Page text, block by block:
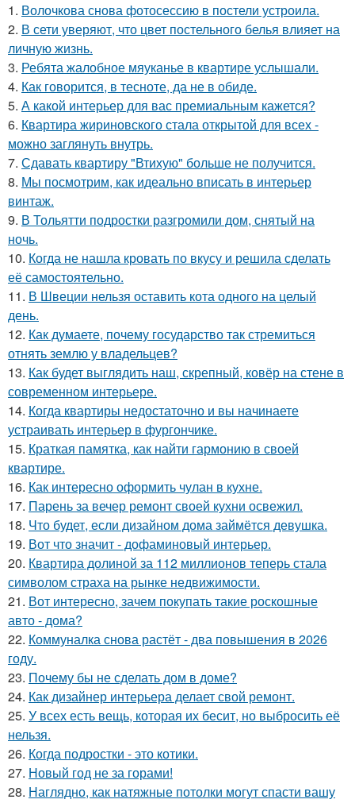
1. Волочкова снова фотосессию в постели устроила.
2. В сети уверяют, что цвет постельного белья влияет на
личную жизнь.
3. Ребята жалобное мяуканье в квартире услышали.
4. Как говорится, в тесноте, да не в обиде.
5. А какой интерьер для вас премиальным кажется?
6. Квартира жириновского стала открытой для всех -
можно заглянуть внутрь.
7. Сдавать квартиру "Втихую" больше не получится.
8. Мы посмотрим, как идеально вписать в интерьер
винтаж.
9. В Тольятти подростки разгромили дом, снятый на
ночь.
10. Когда не нашла кровать по вкусу и решила сделать
её самостоятельно.
11. В Швеции нельзя оставить кота одного на целый
день.
12. Как думаете, почему государство так стремиться
отнять землю у владельцев?
13. Как будет выглядить наш, скрепный, ковёр на стене в
современном интерьере.
14. Когда квартиры недостаточно и вы начинаете
устраивать интерьер в фургончике.
15. Краткая памятка, как найти гармонию в своей
квартире.
16. Как интересно оформить чулан в кухне.
17. Парень за вечер ремонт своей кухни освежил.
18. Что будет, если дизайном дома займётся девушка.
19. Вот что значит - дофаминовый интерьер.
20. Квартира долиной за 112 миллионов теперь стала
символом страха на рынке недвижимости.
21. Вот интересно, зачем покупать такие роскошные
авто - дома?
22. Коммуналка снова растёт - два повышения в 2026
году.
23. Почему бы не сделать дом в доме?
24. Как дизайнер интерьера делает свой ремонт.
25. У всех есть вещь, которая их бесит, но выбросить её
нельзя.
26. Когда подростки - это котики.
27. Новый год не за горами!
28. Наглядно, как натяжные потолки могут спасти вашу